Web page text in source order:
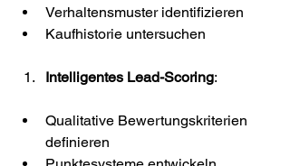
Verhaltensmuster identifizieren
Kaufhistorie untersuchen
Intelligentes Lead-Scoring:
Qualitative Bewertungskriterien
definieren